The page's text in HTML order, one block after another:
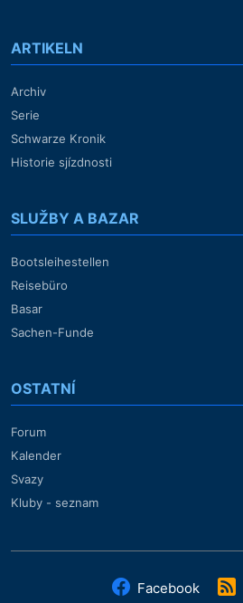
ARTIKELN
Archiv
Serie
Schwarze Kronik
Historie sjízdnosti
SLUŽBY A BAZAR
Bootsleihestellen
Reisebüro
Basar
Sachen-Funde
OSTATNÍ
Forum
Kalender
Svazy
Kluby - seznam
Facebook